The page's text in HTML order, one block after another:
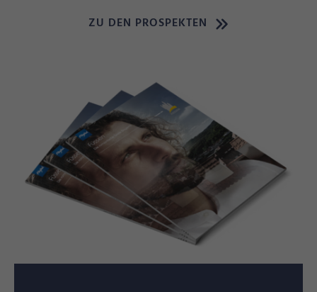
ZU DEN PROSPEKTEN